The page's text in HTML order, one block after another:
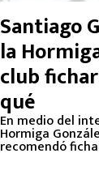
Santiago
la
club
qué
En medio del
Hormiga
recomendó